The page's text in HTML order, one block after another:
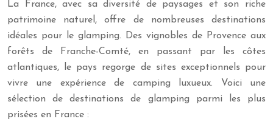
La France, avec sa diversité de paysages et son riche
patrimoine naturel, offre de nombreuses destinations
idéales pour le glamping. Des vignobles de Provence aux
forêts de Franche-Comté, en passant par les côtes
atlantiques, le pays regorge de sites exceptionnels pour
vivre une expérience de camping luxueux. Voici une
sélection de destinations de glamping parmi les plus
prisées en France :